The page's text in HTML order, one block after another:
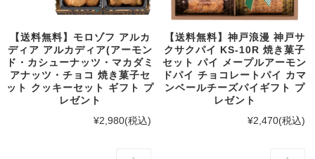
【送料無料】モロゾフ アルカ
ディア アルカディア(アーモン
ド・カシューナッツ・マカダミ
アナッツ・チョコ 焼き菓子セ
ット クッキーセット ギフト プ
レゼント
¥2,980(税込)
【送料無料】神戸浪漫 神戸サ
クサクパイ KS-10R 焼き菓子
セット パイ メープルアーモン
ドパイ チョコレートパイ カマ
ンベールチーズパイギフト プ
レゼント
¥2,470(税込)